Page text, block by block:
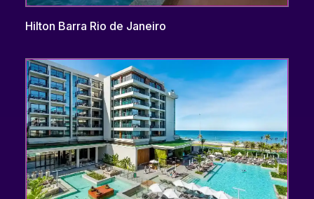
Hilton Barra Rio de Janeiro